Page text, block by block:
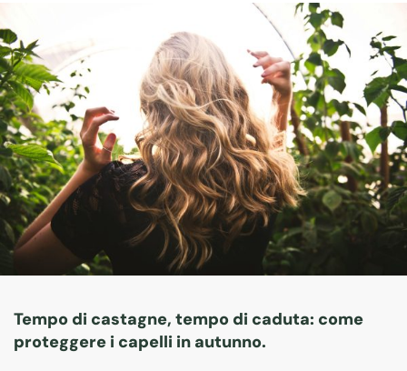
Tempo di castagne, tempo di caduta: come
proteggere i capelli in autunno.